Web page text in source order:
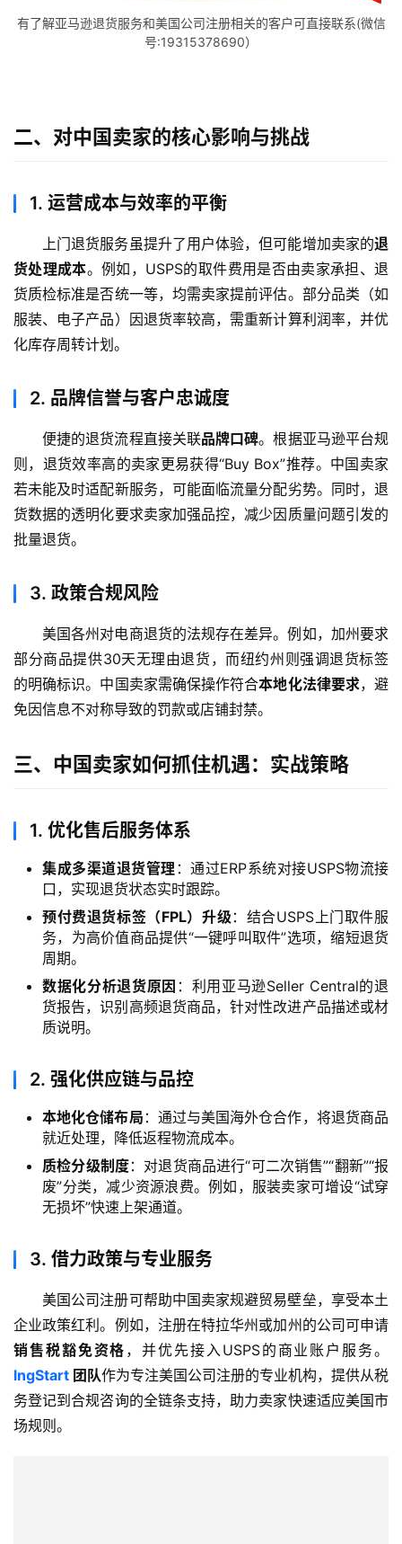
主
页
有了解亚马逊退货服务和美国公司注册相关的客户可直接联系(微信
号:19315378690）
二、对中国卖家的核心影响与挑战
1. 运营成本与效率的平衡
上门退货服务虽提升了用户体验，但可能增加卖家的退
货处理成本。例如，USPS的取件费用是否由卖家承担、退
货质检标准是否统一等，均需卖家提前评估。部分品类（如
服装、电子产品）因退货率较高，需重新计算利润率，并优
化库存周转计划。
2. 品牌信誉与客户忠诚度
便捷的退货流程直接关联品牌口碑。根据亚马逊平台规
则，退货效率高的卖家更易获得“Buy Box”推荐。中国卖家
若未能及时适配新服务，可能面临流量分配劣势。同时，退
货数据的透明化要求卖家加强品控，减少因质量问题引发的
批量退货。
3. 政策合规风险
美国各州对电商退货的法规存在差异。例如，加州要求
部分商品提供30天无理由退货，而纽约州则强调退货标签
的明确标识。中国卖家需确保操作符合本地化法律要求，避
免因信息不对称导致的罚款或店铺封禁。
三、中国卖家如何抓住机遇：实战策略
1. 优化售后服务体系
集成多渠道退货管理 ：通过ERP系统对接USPS物流接
口，实现退货状态实时跟踪。
预付费退货标签（FPL）升级 ：结合USPS上门取件服
务，为高价值商品提供“一键呼叫取件”选项，缩短退货
周期。
数据化分析退货原因 ：利用亚马逊Seller Central的退
货报告，识别高频退货商品，针对性改进产品描述或材
质说明。
2. 强化供应链与品控
本地化仓储布局 ：通过与美国海外仓合作，将退货商品
就近处理，降低返程物流成本。
质检分级制度：对退货商品进行“可二次销售”“翻新”“报
废”分类，减少资源浪费。例如，服装卖家可增设“试穿
无损坏”快速上架通道。
3. 借力政策与专业服务
美国公司注册可帮助中国卖家规避贸易壁垒，享受本土
企业政策红利。例如，注册在特拉华州或加州的公司可申请
销售税豁免资格 ，并优先接入USPS的商业账户服务。
lngStart 团队作为专注美国公司注册的专业机构，提供从税
务登记到合规咨询的全链条支持，助力卖家快速适应美国市
场规则。